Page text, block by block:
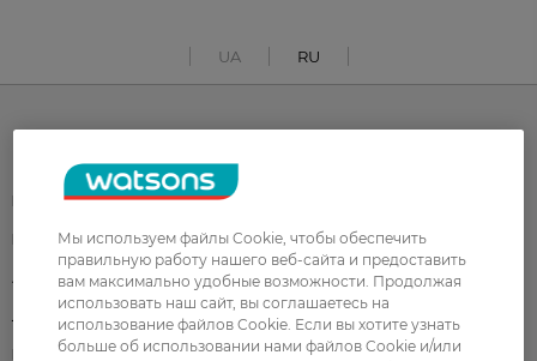
UA RU
Каталог
Корейская косметика
Парфюмерия Здоровье
Акции Макияж
Лицо Тело
Подарки Детям
Мы используем файлы Cookie, чтобы обеспечить
правильную работу нашего веб-сайта и предоставить
вам максимально удобные возможности. Продолжая
использовать наш сайт, вы соглашаетесь на
использование файлов Cookie. Если вы хотите узнать
больше об использовании нами файлов Cookie и/или